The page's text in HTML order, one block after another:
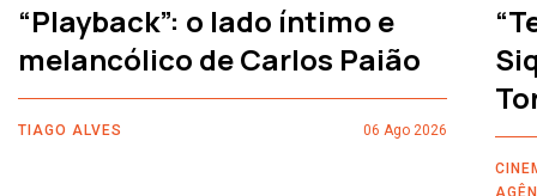
“Playback”: o lado íntimo e
melancólico de Carlos Paião
TIAGO ALVES 06 Ago 2026